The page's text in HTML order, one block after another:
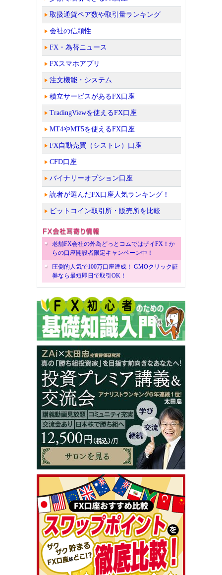
取扱通貨ペア数や取引量ランキング
会社の信頼性
FX・為替ニュース
FXスマホアプリ
注文機能・システム
積立サービスがあるFX口座
TradingViewを使えるFX口座
MT4やMT5を使えるFX口座
FX自動売買（シストレ）口座
CFD口座
バイナリーオプション口座
読者が選んだFX口座人気ランキング！
ビットコイン取引所・販売所を比較
老舗FX会社の外為どっとコムではザイFX！か
らの口座開設者限定キャンペーン中！
圧倒的人気で100万口座達成！ GMOクリック証
券なら最短即日で取引OK！